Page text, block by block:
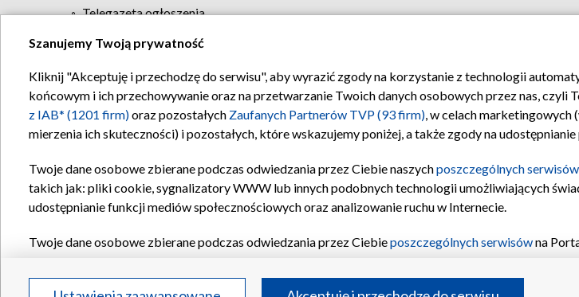
Telegazeta ogłoszenia
Regulamin TVP Polityka prywatności Moje zgody
Szanujemy Twoją prywatność
Kliknij "Akceptuję i przechodzę do serwisu", aby wyrazić zgody na korzystanie z technologii
końcowym i ich przechowywanie oraz na przetwarzanie Twoich danych osobowych przez nas, czyli
z IAB* (1201 firm)oraz pozostałych Zaufanych Partnerów TVP (93 firm), w celach marketingowych
mierzenia ich skuteczności) i pozostałych, które wskazujemy poniżej, a także zgody na
Twoje dane osobowe zbierane podczas odwiedzania przez Ciebie naszychposzczególnych serwisów
takich jak: pliki cookie, sygnalizatory WWW lub innych podobnych technologii umożliwiających
udostępnianie funkcji mediów społecznościowych oraz analizowanie ruchu w Internecie.
Twoje dane osobowe zbierane podczas odwiedzania przez Ciebieposzczególnych serwisówna
Partnerów TVPdla realizacji następujących celów i funkcji: przechowywania informacji na